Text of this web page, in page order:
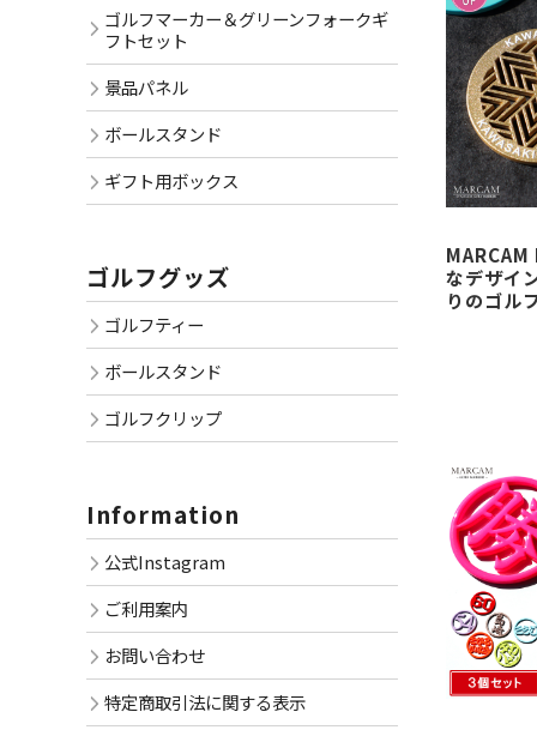
なデザイ
りのゴル
ゴルフマーカー＆グリーンフォークギ
フトセット
景品パネル
ボールスタンド
ギフト用ボックス
ゴルフグッズ
ゴルフティー
ボールスタンド
ゴルフクリップ
Information
公式Instagram
ご利用案内
お問い合わせ
特定商取引法に関する表示